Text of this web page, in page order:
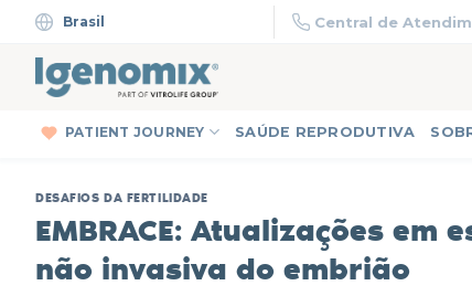
content
Brasil Central de
PATIENT JOURNEY SAÚDE REPRODUTIVA
DESAFIOS DA FERTILIDADE
EMBRACE: Atualizações
não invasiva do embrião